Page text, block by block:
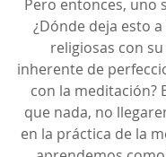
Pero entonces, uno
¿Dónde deja esto
religiosas con
inherente de
con la meditación?
que nada, no
en la práctica de la